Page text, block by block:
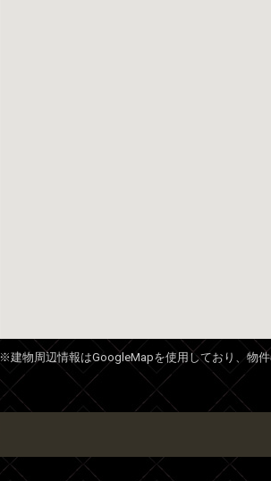
※建物周辺情報はGoogleMapを使用しており、物